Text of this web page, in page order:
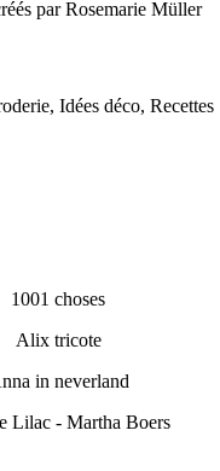
par Rosemarie Müller
Idées déco, Recettes
1001 choses
Alix tricote
in neverland
Lilac - Martha Boers